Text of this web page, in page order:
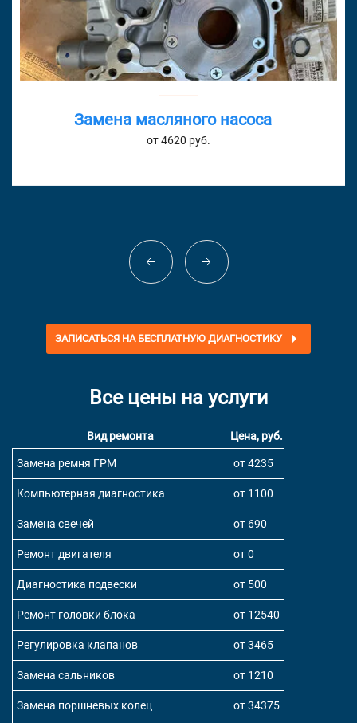
Замена масляного насоса
от 4620 руб.
ЗАПИСАТЬСЯ НА БЕСПЛАТНУЮ ДИАГНОСТИКУ
Все цены на услуги
Вид ремонта
Цена, руб.
Замена ремня ГРМ
от 4235
Компьютерная диагностика от 1100
Замена свечей от 690
Ремонт двигателя от 0
Диагностика подвески от 500
Ремонт головки блока от 12540
Регулировка клапанов от 3465
Замена сальников от 1210
Замена поршневых колец от 34375